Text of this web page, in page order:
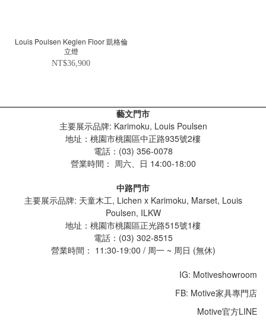
Louis Poulsen Keglen Floor 凱格倫
立燈
NT$36,900
藝文門市
主要展示品牌: Karimoku, Louis Poulsen
地址：桃園市桃園區中正路935號2樓
電話：(03) 356-0078
營業時間： 周六、日 14:00-18:00
中路門市
主要展示品牌: 天童木工, Lichen x Karimoku, Marset, Louis
Poulsen, ILKW
地址：桃園市桃園區正光路515號1樓
電話：(03) 302-8515
營業時間： 11:30-19:00 / 周一 ~ 周日 (無休)
IG: Motiveshowroom
FB: Motive家具專門店
Motive官方LINE